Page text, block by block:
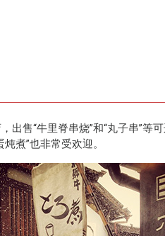
售“牛里脊串烧”和“丸子串”等
煮”也非常受欢迎。